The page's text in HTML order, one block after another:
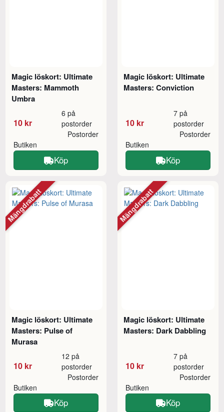
Magic löskort: Ultimate
Masters: Mammoth
Umbra
10 kr
6 på
postorder
Butiken
Postorder
Köp
Magic löskort: Ultimate
Masters: Conviction
10 kr
7 på
postorder
Butiken
Postorder
Köp
Magic löskort: Ultimate
Masters: Pulse of
Murasa
10 kr
12 på
postorder
Butiken
Postorder
Köp
Mängdrabatt
Magic löskort: Ultimate
Masters: Dark Dabbling
10 kr
7 på
postorder
Butiken
Postorder
Köp
Mängdrabatt